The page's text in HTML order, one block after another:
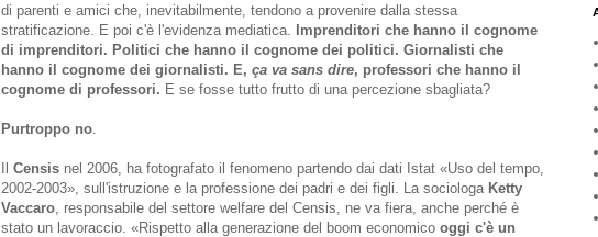
di parenti e amici che, inevitabilmente, tendono a provenire dalla stessa
stratificazione. E poi c'è l'evidenza mediatica. Imprenditori che hanno il cognome
di imprenditori. Politici che hanno il cognome dei politici. Giornalisti che
hanno il cognome dei giornalisti. E, ça va sans dire, professori che hanno il
cognome di professori. E se fosse tutto frutto di una percezione sbagliata?
Purtroppo no
Il Censis nel 2006, ha fotografato il fenomeno partendo dai dati Istat «Uso del tempo,
2002-2003», sull'istruzione e la professione dei padri e dei figli. La sociologa Ketty
Vaccaro , responsabile del settore welfare del Censis, ne va fiera, anche perché è
stato un lavoraccio. «Rispetto alla generazione del boom economico oggi c'è un